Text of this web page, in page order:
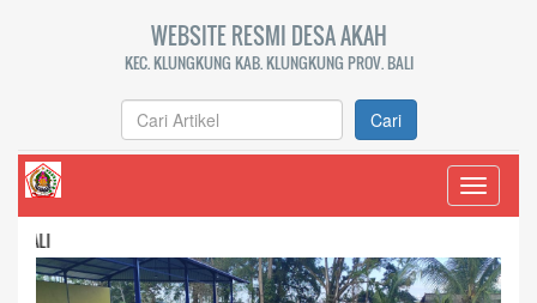
WEBSITE RESMI DESA AKAH
KEC. KLUNGKUNG KAB. KLUNGKUNG PROV. BALI
Cari
Toggle